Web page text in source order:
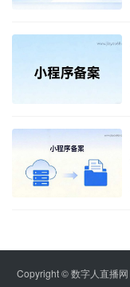
Copyright © 数字人直播